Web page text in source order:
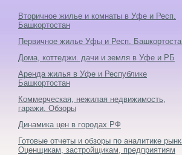
Вторичное жилье и комнаты в Уфе и Респ.
Башкортостан
Первичное жилье Уфы и Респ.
Дома, коттеджи. дачи и земля в Уфе и РБ
Аренда жилья в Уфе и Республике
Башкортостан
Коммерческая, нежилая недвижимость,
гаражи. Обзоры
Динамика цен в городах РФ
Готовые отчеты и обзоры по аналитике
Оценщикам, застройщикам, предприятиям